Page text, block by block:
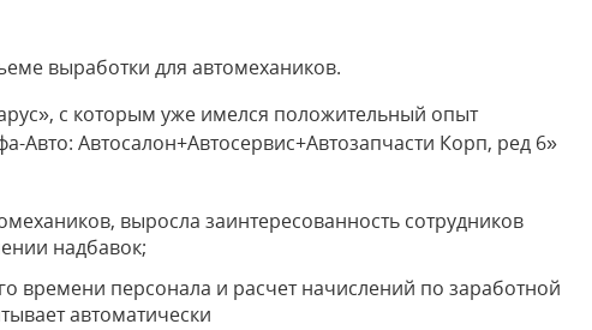
выработки для автомехаников.
с которым уже имелся положительный опыт
Автосалон+Автосервис+Автозапчасти Корп, ред 6»
выросла заинтересованность сотрудников
надбавок;
времени персонала и расчет начислений по заработной
автоматически